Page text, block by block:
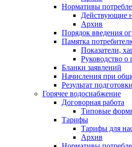
Нормативы
Действующие
Архив
Порядок введения
Памятка
Показатели,
Руководство о
Бланки заявлений
Начисления при
Результат
Горячее водоснабжение
Договорная работа
Типовые
Тарифы
Тарифы для
Архив